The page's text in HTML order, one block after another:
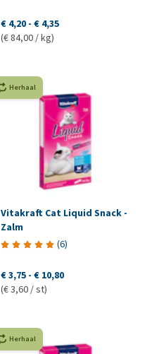
€ 4,20 - € 4,35
(€ 84,00 / kg)
Herhaal
Vitakraft Cat Liquid Snack -
Zalm
(6)
€ 3,75 - € 10,80
(€ 3,60 / st)
Herhaal